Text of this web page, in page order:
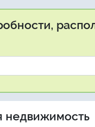
недвижимость